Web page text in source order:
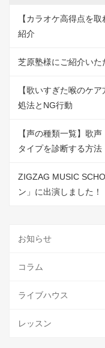
【カラオケ高得点を
紹介
芝原塾様にご紹介いた
【歌いすぎた喉のケ
処法とNG行動
【声の種類一覧】歌
タイプを診断する方法
ZIGZAG MUSIC
ン」に出演しました！
お知らせ
コラム
ライブハウス
レッスン